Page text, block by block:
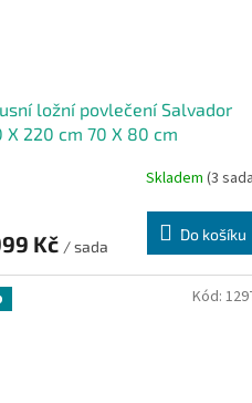
ložní povlečení Salvador
X 220 cm 70 X 80 cm
Skladem (3
Kč / sada
Do košíku
Kód: